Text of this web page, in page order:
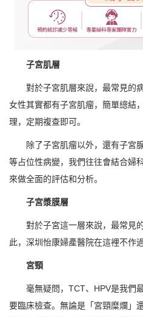
子宮肌層
對於子宮肌層來說，最常見的
女性其實都有子宮肌瘤，簡單總結
理，定期複查即可。
除了子宮肌瘤以外，還有子宮
等占位性病變，我們往往會結合婦
來做全面的評估和分析。
子宮漿膜層
對於子宮這一層來說，最常見
此，深圳怡康婦產醫院在這裡不作
宮頸
毫無疑問，TCT、HPV是我們
要臨床檢查。無論是「宮頸糜爛」